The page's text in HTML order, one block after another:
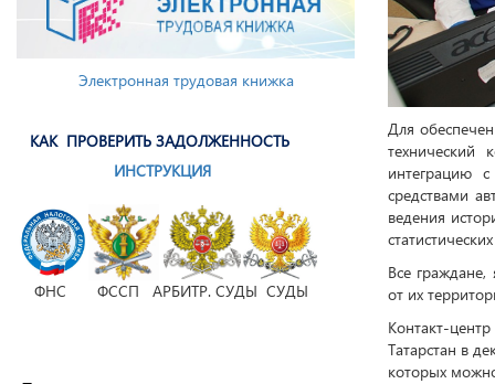
Для
технический
интеграцию
средствами
ведения
Все граждане,
от их
Контакт-
Татарстан в
которых
Электронная трудовая книжка
КАК ПРОВЕРИТЬ ЗАДОЛЖЕННОСТЬ
ИНСТРУКЦИЯ
ФНС ФССП АРБИТР. СУДЫ СУДЫ